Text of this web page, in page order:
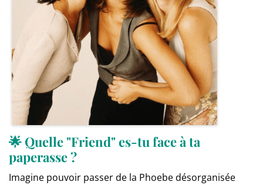
🌟 Quelle "Friend" es-tu face à ta
paperasse ?
Imagine pouvoir passer de la Phoebe désorganisée